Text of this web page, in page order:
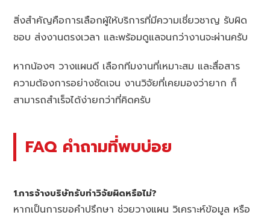
สิ่งสำคัญคือการเลือกผู้ให้บริการที่มีความเชี่ยวชาญ รับผิด
ชอบ ส่งงานตรงเวลา และพร้อมดูแลจนกว่างานจะผ่านครับ
หากน้องๆ วางแผนดี เลือกทีมงานที่เหมาะสม และสื่อสาร
ความต้องการอย่างชัดเจน งานวิจัยที่เคยมองว่ายาก ก็
สามารถสำเร็จได้ง่ายกว่าที่คิดครับ
FAQ คำถามที่พบบ่อย
1.การจ้างบริษัทรับทำวิจัยผิดหรือไม่?
หากเป็นการขอคำปรึกษา ช่วยวางแผน วิเคราะห์ข้อมูล หรือ